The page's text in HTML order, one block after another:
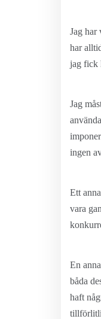
Jag har
har
jag fick
Jag
ingen
Ett
vara
En
båda
haft